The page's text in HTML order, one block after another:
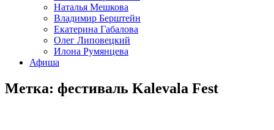
Наталья Мешкова
Владимир Берштейн
Екатерина Габалова
Олег Липовецкий
Илона Румянцева
Афиша
Метка: фестиваль Kalevala Fest